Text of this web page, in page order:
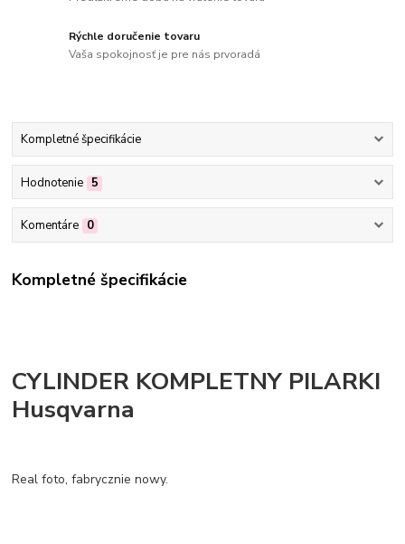
Rýchle doručenie tovaru
Vaša spokojnosť je pre nás prvoradá
Kompletné špecifikácie
Hodnotenie 5
Komentáre 0
Kompletné špecifikácie
CYLINDER KOMPLETNY PILARKI
Husqvarna
Real foto, fabrycznie nowy.